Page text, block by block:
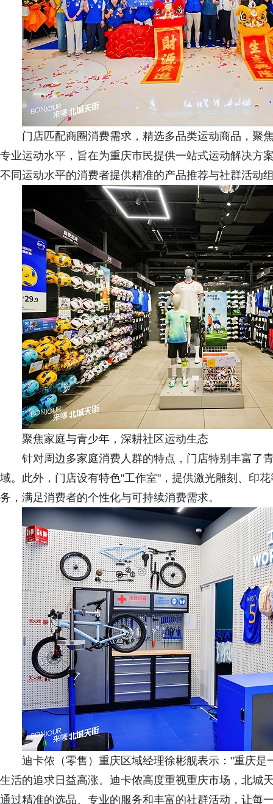
门店匹配商圈消费需求，精选多品类运动商品，聚
专业运动水平，旨在为重庆市民提供一站式运动解决方
不同运动水平的消费者提供精准的产品推荐与社群活动
聚焦家庭与青少年，深耕社区运动生态
针对周边多家庭消费人群的特点，门店特别丰富了
域。此外，门店设有特色"工作室"，提供激光雕刻、印
务，满足消费者的个性化与可持续消费需求。
迪卡侬（零售）重庆区域经理徐彬舰表示："重庆
生活的追求日益高涨。迪卡侬高度重视重庆市场，北城
通过精准的选品、专业的服务和丰富的社群活动，让每